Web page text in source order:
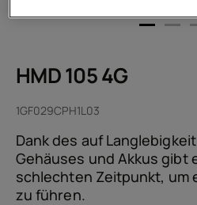
HMD 105 4G
1GF029CPH1L03
Dank des auf
Gehäuses und Akkus gibt
schlechten Zeitpunkt, um
zu führen.